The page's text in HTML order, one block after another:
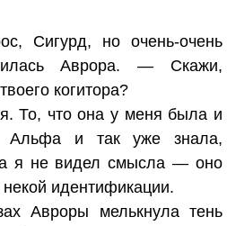
Сигурд, но очень-очень
Аврора. — Скажи,
когитора?
То, что она у меня была и
Альфа и так уже знала,
я не видел смысла — оно
идентификации.
Авроры мелькнула тень